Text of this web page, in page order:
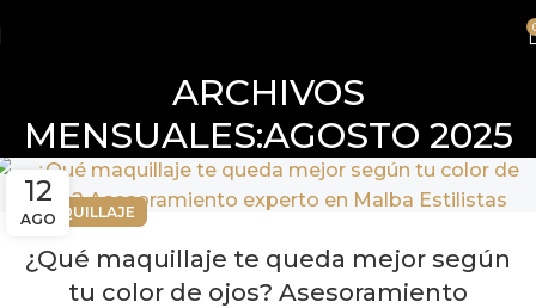
ARCHIVOS
MENSUALES:AGOSTO 2025
12
AGOMAQUILLAJE
¿Qué maquillaje te queda mejor según
tu color de ojos? Asesoramiento